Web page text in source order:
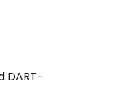
DART-